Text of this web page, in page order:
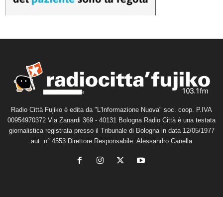
Radio Città Fujiko è edita da "L'Informazione Nuova" soc. coop. P.IVA
00954970372 Via Zanardi 369 - 40131 Bologna Radio Città è una testata
giornalistica registrata presso il Tribunale di Bologna in data 12/05/1977
aut. n° 4553 Direttore Responsabile: Alessandro Canella